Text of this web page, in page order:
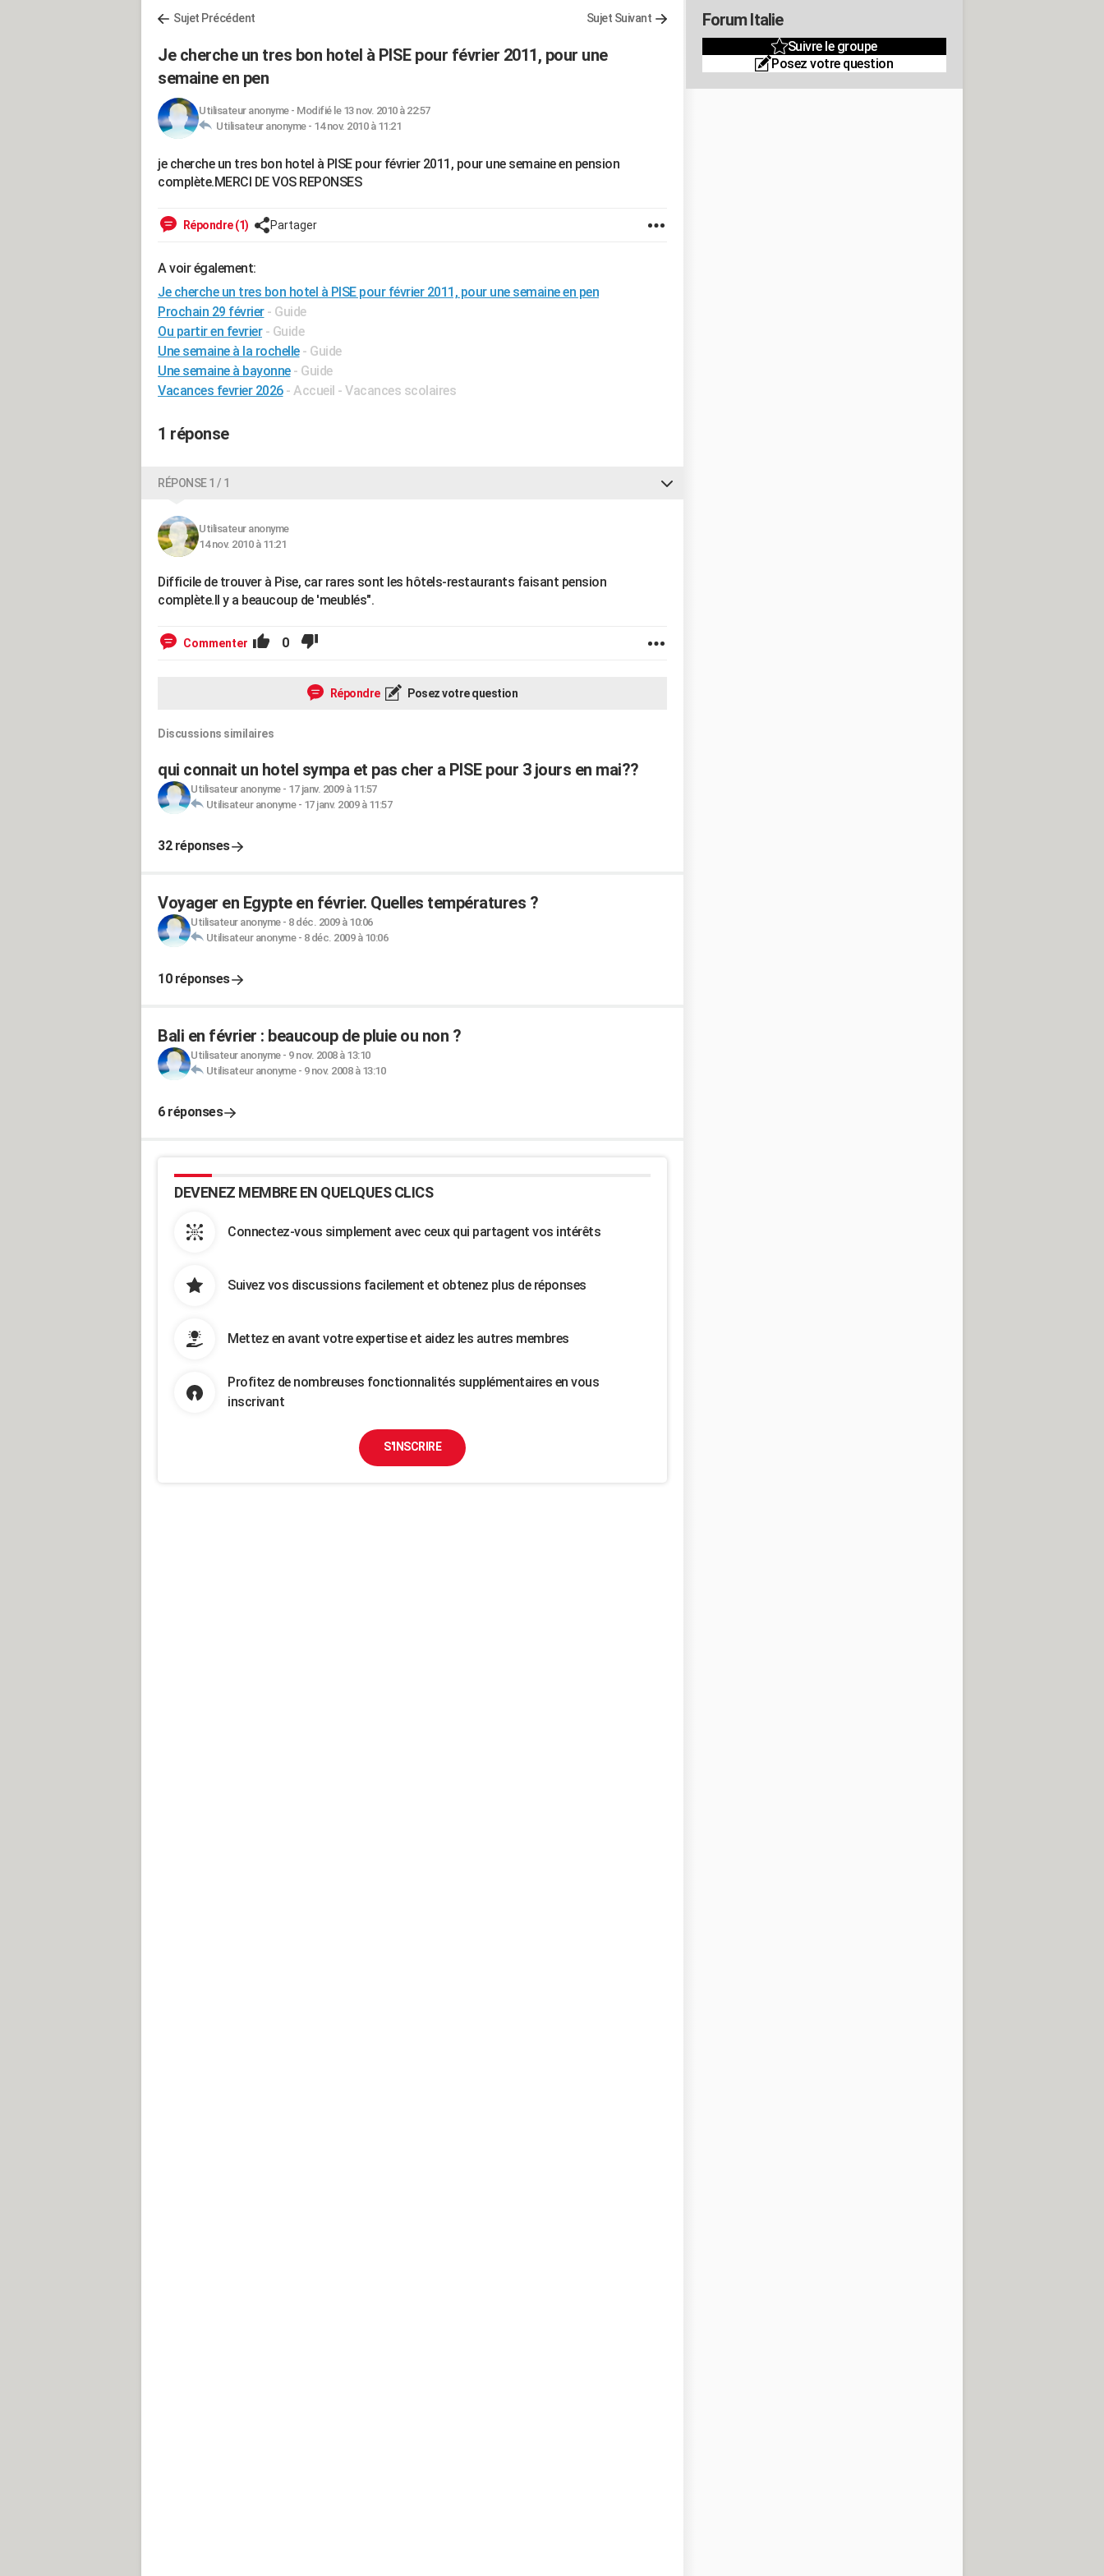
Sujet Précédent Sujet Suivant
Je cherche un tres bon hotel à PISE pour février 2011, pour une
semaine en pen
Utilisateur anonyme- Modifié le 13 nov. 2010 à 22:57
Utilisateur anonyme - 14 nov. 2010 à 11:21
je cherche un tres bon hotel à PISE pour février 2011, pour une semaine en pension
complète.MERCI DE VOS REPONSES
Répondre (1) Partager
A voir également:
Je cherche un tres bon hotel à PISE pour février 2011, pour une semaine en pen
Prochain 29 février - Guide
Ou partir en fevrier - Guide
Une semaine à la rochelle - Guide
Une semaine à bayonne - Guide
Vacances fevrier 2026 - Accueil - Vacances scolaires
1 réponse
RÉPONSE 1 / 1
Utilisateur anonyme
14 nov. 2010 à 11:21
Difficile de trouver à Pise, car rares sont les hôtels-restaurants faisant pension
complète.Il y a beaucoup de 'meublés".
Commenter 0
Répondre Posez votre question
Discussions similaires
qui connait un hotel sympa et pas cher a PISE pour 3 jours en mai??
Utilisateur anonyme- 17 janv. 2009 à 11:57
Utilisateur anonyme- 17 janv. 2009 à 11:57
32 réponses
Voyager en Egypte en février. Quelles températures ?
Utilisateur anonyme- 8 déc. 2009 à 10:06
Utilisateur anonyme- 8 déc. 2009 à 10:06
10 réponses
Bali en février : beaucoup de pluie ou non ?
Utilisateur anonyme- 9 nov. 2008 à 13:10
Utilisateur anonyme- 9 nov. 2008 à 13:10
6 réponses
DEVENEZ MEMBRE EN QUELQUES CLICS
Connectez-vous simplement avec ceux qui partagent vos intérêts
Suivez vos discussions facilement et obtenez plus de réponses
Mettez en avant votre expertise et aidez les autres membres
Profitez de nombreuses fonctionnalités supplémentaires en vous
inscrivant
S'INSCRIRE
Forum Italie
Suivre le groupe
Posez votre question